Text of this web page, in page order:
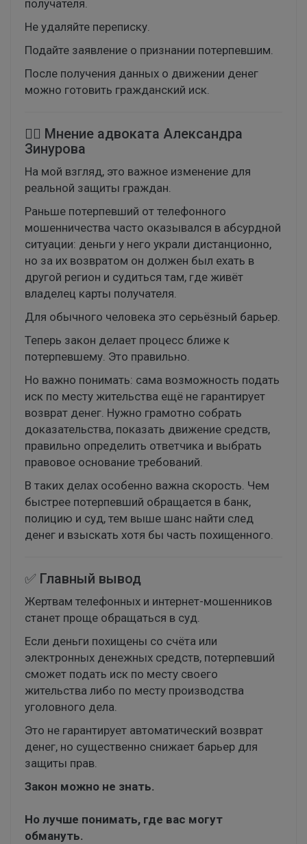
получателя.
Не удаляйте переписку.
Подайте заявление о признании потерпевшим.
После получения данных о движении денег
можно готовить гражданский иск.
👨‍⚖️ Мнение адвоката Александра
Зинурова
На мой взгляд, это важное изменение для
реальной защиты граждан.
Раньше потерпевший от телефонного
мошенничества часто оказывался в абсурдной
ситуации: деньги у него украли дистанционно,
но за их возвратом он должен был ехать в
другой регион и судиться там, где живёт
владелец карты получателя.
Для обычного человека это серьёзный барьер.
Теперь закон делает процесс ближе к
потерпевшему. Это правильно.
Но важно понимать: сама возможность подать
иск по месту жительства ещё не гарантирует
возврат денег. Нужно грамотно собрать
доказательства, показать движение средств,
правильно определить ответчика и выбрать
правовое основание требований.
В таких делах особенно важна скорость. Чем
быстрее потерпевший обращается в банк,
полицию и суд, тем выше шанс найти след
денег и взыскать хотя бы часть похищенного.
✅ Главный вывод
Жертвам телефонных и интернет-мошенников
станет проще обращаться в суд.
Если деньги похищены со счёта или
электронных денежных средств, потерпевший
сможет подать иск по месту своего
жительства либо по месту производства
уголовного дела.
Это не гарантирует автоматический возврат
денег, но существенно снижает барьер для
защиты прав.
Закон можно не знать.
Но лучше понимать, где вас могут
обмануть.